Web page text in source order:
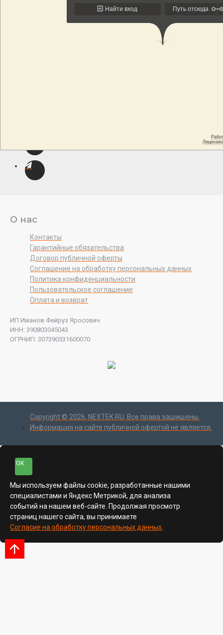
О нас
Контакты
Гарантийные обязательства
Договор публичной оферты
Соглашение на обработку персональных данных
Политика конфиденциальности
Пользовательское соглашение
Оплата и возврат
ИП Иманов Фейруз Яросович
ИНН: 390803045043
ОГРНИП: 307390531600070
Copyright © 2026, NEXTEK.RU, Все права защищены.
Информация на сайте публичной офертой не является.
ОК
Мы используем файлы cookie, разработанные нашими
специалистами и Яндекс Метрикой, для анализа
событий на нашем веб-сайте. Продолжая просмотр
страниц нашего сайта, вы принимаете
Согласие на обработку персональных данных.